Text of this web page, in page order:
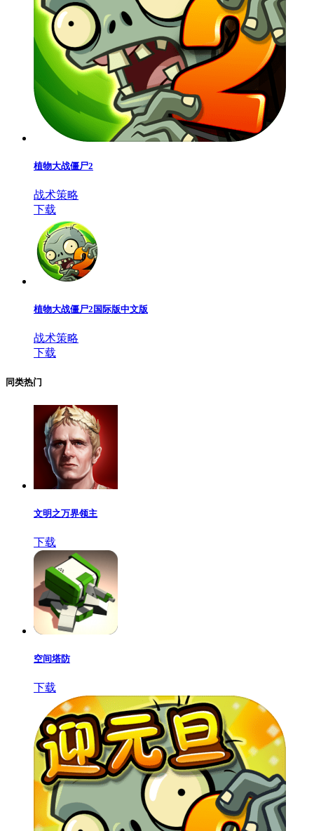
植物大战僵尸2
战术策略
下载
植物大战僵尸2国际版中文版
战术策略
下载
同类热门
文明之万界领主
下载
空间塔防
下载